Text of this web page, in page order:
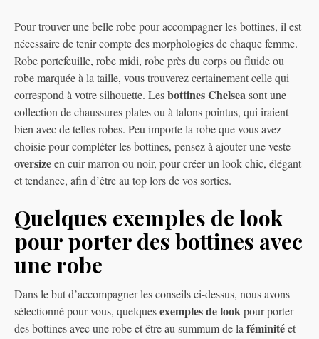
Pour trouver une belle robe pour accompagner les bottines, il est
nécessaire de tenir compte des morphologies de chaque femme.
Robe portefeuille, robe midi, robe près du corps ou fluide ou
robe marquée à la taille, vous trouverez certainement celle qui
correspond à votre silhouette. LesbottinesChelsea sont une
collection de chaussures plates ou à talons pointus, qui iraient
bien avec de telles robes. Peu importe la robe que vous avez
choisie pour compléter les bottines, pensez à ajouter une veste
oversizeen cuir marron ou noir, pour créer un look chic, élégant
et tendance, afin d’être au top lors de vos sorties.
Quelques exemples de look
pour porter des bottines avec
une robe
Dans le but d’accompagner les conseils ci-dessus, nous avons
sélectionné pour vous, quelquesexemples de look pour porter
des bottines avec une robe et être au summum de la féminitéet